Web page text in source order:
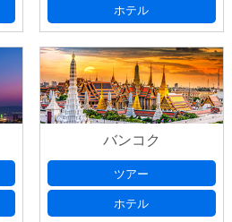
ホテル
バンコク
ツアー
ホテル